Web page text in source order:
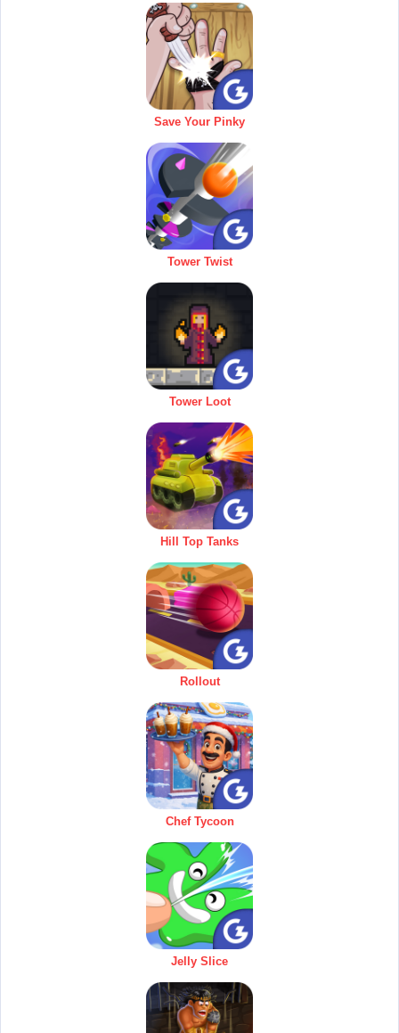
Save Your Pinky
Tower Twist
Tower Loot
Hill Top Tanks
Rollout
Chef Tycoon
Jelly Slice